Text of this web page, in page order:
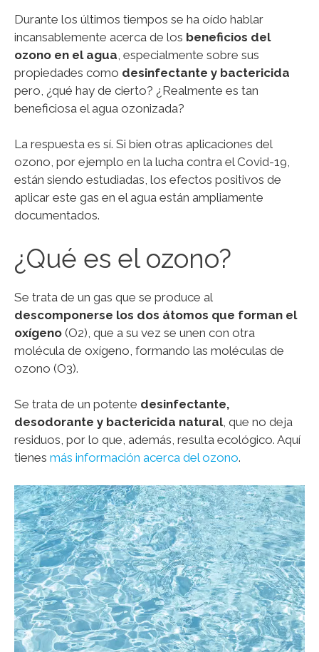
Durante los últimos tiempos se ha oído hablar
incansablemente acerca de los beneficios del
ozono en el agua , especialmente sobre sus
propiedades como desinfectante y bactericida
pero, ¿qué hay de cierto? ¿Realmente es tan
beneficiosa el agua ozonizada?
La respuesta es sí. Si bien otras aplicaciones del
ozono, por ejemplo en la lucha contra el Covid-19,
están siendo estudiadas, los efectos positivos de
aplicar este gas en el agua están ampliamente
documentados.
¿Qué es el ozono?
Se trata de un gas que se produce al
descomponerse los dos átomos que forman el
oxígeno (O2), que a su vez se unen con otra
molécula de oxígeno, formando las moléculas de
ozono (O3).
Se trata de un potente desinfectante,
desodorante y bactericida natural, que no deja
residuos, por lo que, además, resulta ecológico. Aquí
tienes más información acerca del ozono.